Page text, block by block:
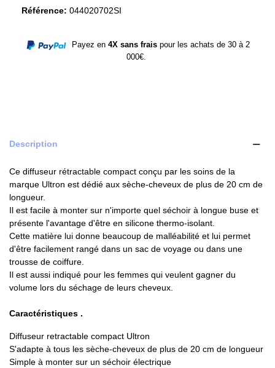
Référence: 044020702SI
Payez en 4X sans fraispour les achats de 30 à 2
000€.
Description
Ce diffuseur rétractable compact conçu par les soins de la
marque Ultron est dédié aux sèche-cheveux de plus de 20 cm de
longueur.
Il est facile à monter sur n'importe quel séchoir à longue buse et
présente l'avantage d'être en silicone thermo-isolant.
Cette matière lui donne beaucoup de malléabilité et lui permet
d'être facilement rangé dans un sac de voyage ou dans une
trousse de coiffure.
Il est aussi indiqué pour les femmes qui veulent gagner du
volume lors du séchage de leurs cheveux.
Caractéristiques .
Diffuseur retractable compact Ultron
S'adapte à tous les sèche-cheveux de plus de 20 cm de longueur
Simple à monter sur un séchoir électrique